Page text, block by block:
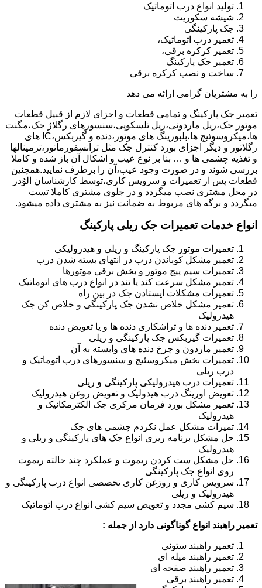
تولید انواع درب اتوماتیک
شیشه سکوریت
جک پارکینگی
تعمیر درب اتوماتیک،
تعمیر کرکره برقی،
تعمیر جک پارکینگ
ساخت و نصب کرکره برقی
را به مشتریان گرامی ارائه می دهد
تعمیر جک پارکینگ و تمامی قطعات و اجزای لازم از قبیل قطعات
موتور جک،ریل ماردونی،ریل تلسکوپی،سنسورهای رگلاژ جک،مگنت
ها،میکروسوئیچ ها،بلبورینگ های موتور،دنده و گیربکس،IC های
رگلاتور و دیگر اجزای بورد کنترل جک مثل ترانسفورماتور،ترمینالها
و تغذیه چشمی ها و … بنا بر نوع عیب و اشکال آن باز شده و کاملا
بررسی شوند و در صورت وجود عیب،آن را برطرف نمایید.همچنین
قطعات پس از تعمیرات و سرویس کاری،توسط کارشناسان الوُدر
در محل مشتری نصب میگردد و در جلوی مشتری کاملا تست
میگردد و برگه های مربوط به ضمانت نیز به مشتری داده میشود.
انواع خدمات تعمیرات جک ریلی پارکینگ
تعمیرات موتور جک پارکینگ و ریلی و هیدرولیکی
تعمیر مشکل کوباندن درب در انتهای بسته شدن درب
تعمیرات سیم پیچ موتور و بخش برقی موتورها
تعمیر مشکل سرعت کند یا تند در انواع درب های اتوماتیک
تعمیرات مشکلات ایستادن جک در بین راه
تعمیر مشکل خلاص نشدن جک پارکینگی و خلاص کن جک
هیدرولیک
تعمیر دنده ها و تراشکاری دنده ها و یا تعویض دنده
تعمیرات گیربکس جک پارکینگی و ریلی
تعمیر ماردون و چرخ دنده های وابسته به آن
تعمیرات بخش میکروسئیچ و سنسورهای درب اتوماتیک و
درب ریلی
تعمیرات درب هیدرولیکی پارکینگی و ریلی
تعویض اورینگ درب هیدولیک و تعویض روغن هیدرولیک
تعمیر مشکل بورد فرمان مرکزی جک الکترمکانیک و
هیدرولیک
تمیرات مشکل عمل نکردم چشمی های جک
حل مشکل برنامه ریزی انواع جک های پارکینگی و ریلی و
هیدرولیک
حل مشکل ست کردن ریموت و عملکرد چند حالته ریموت
روی انواع جک پارکینگی
سرویس کاری و روزغن کاری تخصصی انواع درب پارکینگی و
هیدرولیک و ریلی
سیم کشی مجدد و تعویض سیم کشی انواع درب اتوماتیک
تعمیر راهبند انواع گوناگونی دارد از جمله :
تعمیر راهبند ستونی
تعمیر راهبند میله ای
تعمیر راهبند صفحه ای
تعمیر راهبند برقی